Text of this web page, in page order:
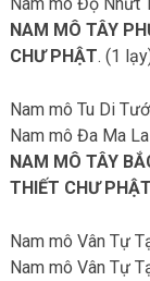
NAM MÔ TÂY
CHƯ PHẬT. (1
Nam mô Tu Di
Nam mô Đa Ma
NAM MÔ TÂY
THIẾT CHƯ PHẬT
Nam mô Vân Tự
Nam mô Vân Tự